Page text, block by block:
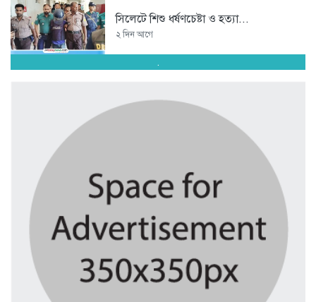
সিলেটে শিশু ধর্ষণচেষ্টা ও হত্যা...
২ দিন আগে
২ দিন আগে
২ দিন আগে
সচিবালয় ঘেরাও করতে গেল ১১...
.